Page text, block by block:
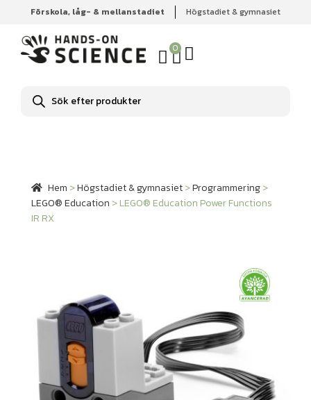
Förskola, låg- & mellanstadiet Högstadiet & gymnasiet
0
Produktsökning
Hem Högstadiet & gymnasiet Programmering
LEGO®
Education
LEGO® Education Power Functions IR RX
Hem >Högstadiet & gymnasiet>Programmering>
LEGO® Education >LEGO® Education Power Functions
IR RX